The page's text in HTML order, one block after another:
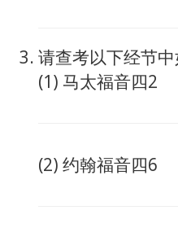
请查考以下经节
(1) 马太福音四2
(2) 约翰福音四6